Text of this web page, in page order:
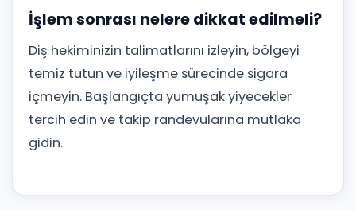
İşlem sonrası nelere dikkat edilmeli?
Diş hekiminizin talimatlarını izleyin, bölgeyi
temiz tutun ve iyileşme sürecinde sigara
içmeyin. Başlangıçta yumuşak yiyecekler
tercih edin ve takip randevularına mutlaka
gidin.